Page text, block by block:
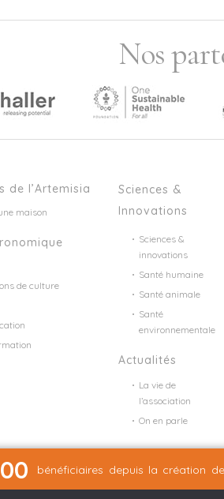
Nos
de l’Artemisia
maison
de culture
Sciences &
Innovations
Sciences &
innovations
Santé humaine
Santé animale
Santé
environnementale
Actualités
La vie de
l’association
On en parle
Mentions légales Plan du
bénéficiaires depuis la création